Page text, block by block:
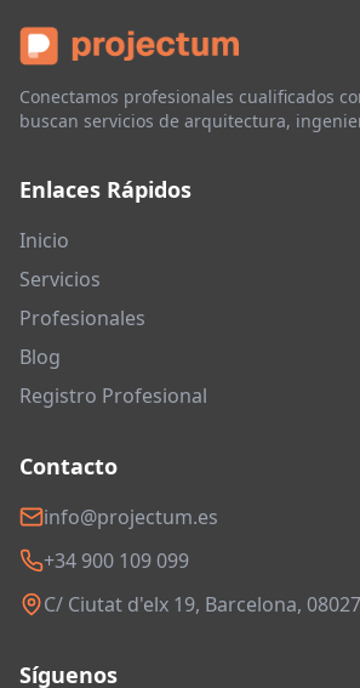
Conectamos profesionales cualificados
buscan servicios de arquitectura,
Enlaces Rápidos
Inicio
Servicios
Profesionales
Blog
Registro Profesional
Contacto
info@projectum.es
+34 900 109 099
C/ Ciutat d'elx 19, Barcelona, 08027
Síguenos